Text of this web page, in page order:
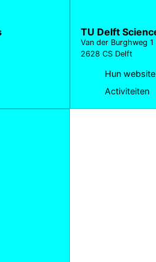
TU Delft
Van der Burghweg 1
2628 CS Delft
Hun website
Activiteiten